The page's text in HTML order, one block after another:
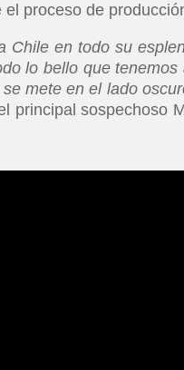
proceso de
Chile en todo su
lo bello que tenemos
mete en el lado
principal sospechoso